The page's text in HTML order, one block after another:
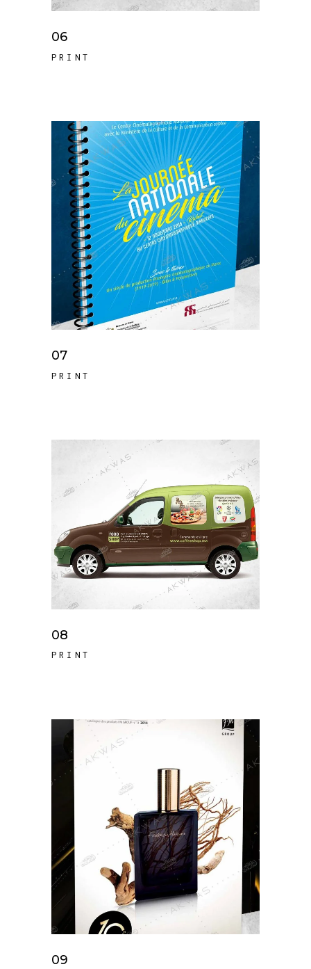
06
PRINT
07
PRINT
08
PRINT
09